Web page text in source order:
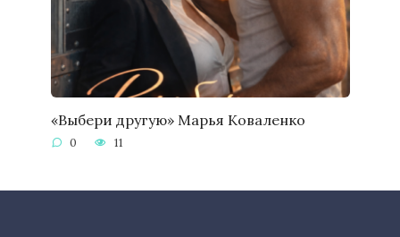
«Выбери другую» Марья Коваленко
0 11